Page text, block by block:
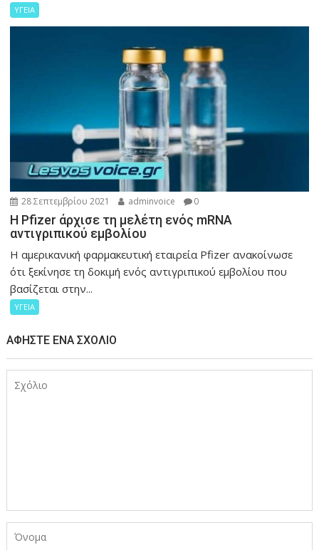
ΥΓΕΙΑ
28 Σεπτεμβρίου 2021 adminvoice 0
Η Pfizer άρχισε τη μελέτη ενός mRNA
αντιγριπικού εμβολίου
Η αμερικανική φαρμακευτική εταιρεία Pfizer ανακοίνωσε
ότι ξεκίνησε τη δοκιμή ενός αντιγριπικού εμβολίου που
βασίζεται στην...
ΥΓΕΙΑ
ΑΦΉΣΤΕ ΈΝΑ ΣΧΌΛΙΟ